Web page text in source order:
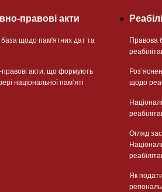
правові акти
щодо пам'ятних дат та
акти, що формують
національної памʼяті
Правова
щодо
Огляд
Як